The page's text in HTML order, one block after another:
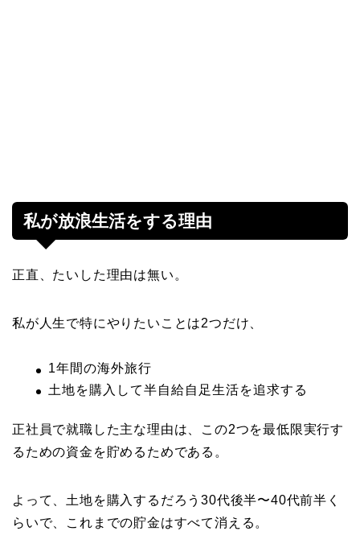
私が放浪生活をする理由
正直、たいした理由は無い。
私が人生で特にやりたいことは2つだけ、
1年間の海外旅行
土地を購入して半自給自足生活を追求する
正社員で就職した主な理由は、この2つを最低限実行す
るための資金を貯めるためである。
よって、土地を購入するだろう30代後半〜40代前半く
らいで、これまでの貯金はすべて消える。